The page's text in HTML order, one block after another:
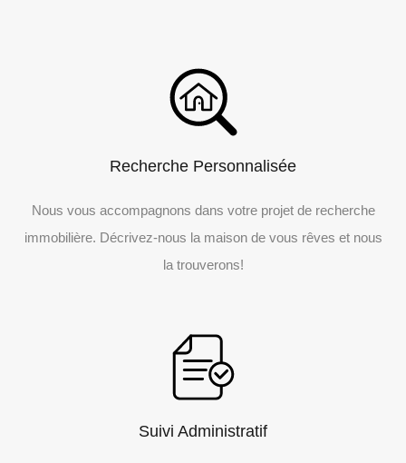
Recherche Personnalisée
Nous vous accompagnons dans votre projet de recherche
immobilière. Décrivez-nous la maison de vous rêves et nous
la trouverons!
Suivi Administratif